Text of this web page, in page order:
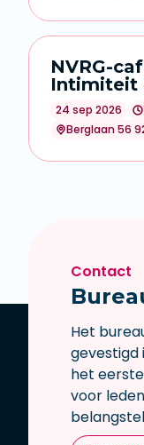
NVRG-
Intimiteit
24 sep 2026
Berglaan 56
Contact
Het
gevestigd
het
voor